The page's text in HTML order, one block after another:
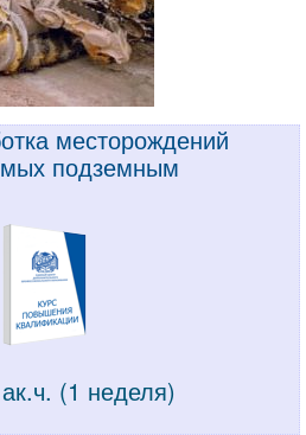
месторождений
подземным
(1 неделя)